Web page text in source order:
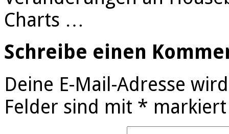
Charts …
Schreibe einen
Deine E-Mail-Adresse
Felder sind mit * markiert